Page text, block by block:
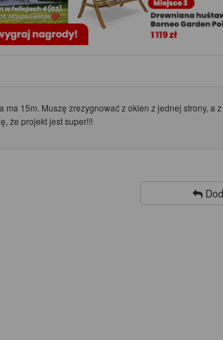
ma 15m. Muszę zrezygnować z okien z jednej strony, a
że projekt jest super!!!